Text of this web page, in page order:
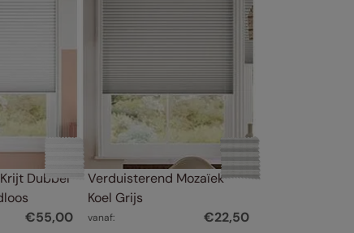
Dubbel
€55,00
Verduisterend Mozaïek
Koel Grijs
vanaf: €22,50